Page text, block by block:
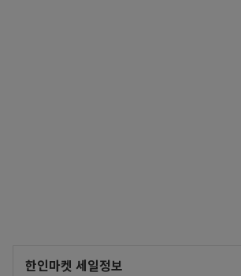
한인마켓 세일정보